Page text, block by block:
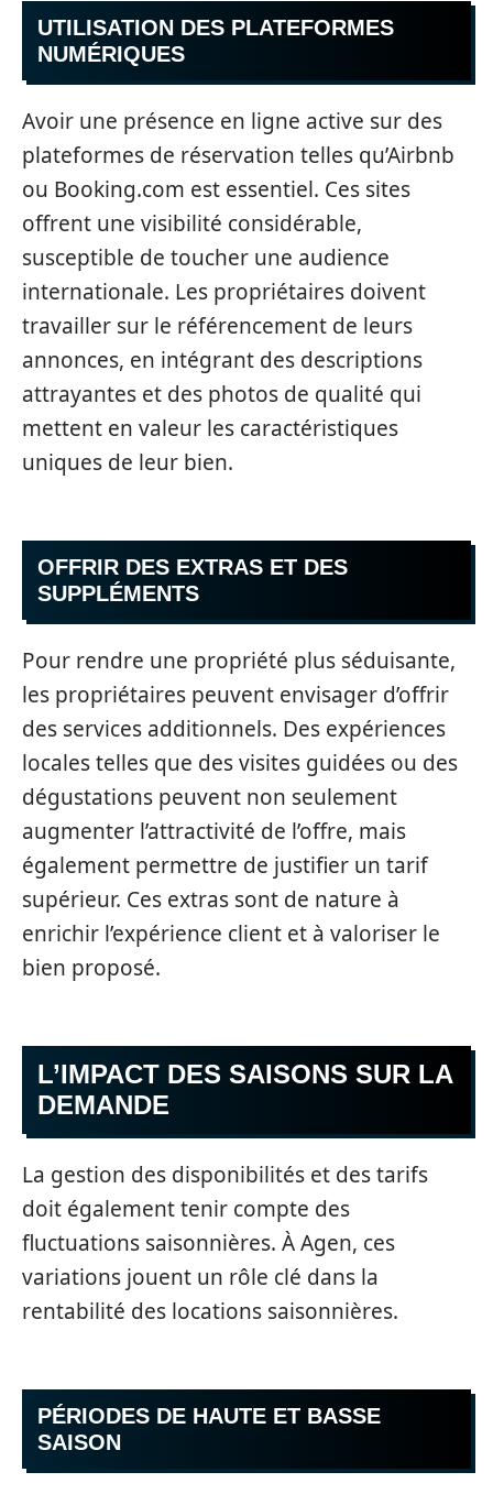
UTILISATION DES PLATEFORMES
NUMÉRIQUES
Avoir une présence en ligne active sur des
plateformes de réservation telles qu’Airbnb
ou Booking.com est essentiel. Ces sites
offrent une visibilité considérable,
susceptible de toucher une audience
internationale. Les propriétaires doivent
travailler sur le référencement de leurs
annonces, en intégrant des descriptions
attrayantes et des photos de qualité qui
mettent en valeur les caractéristiques
uniques de leur bien.
OFFRIR DES EXTRAS ET DES
SUPPLÉMENTS
Pour rendre une propriété plus séduisante,
les propriétaires peuvent envisager d’offrir
des services additionnels. Des expériences
locales telles que des visites guidées ou des
dégustations peuvent non seulement
augmenter l’attractivité de l’offre, mais
également permettre de justifier un tarif
supérieur. Ces extras sont de nature à
enrichir l’expérience client et à valoriser le
bien proposé.
L’IMPACT DES SAISONS SUR LA
DEMANDE
La gestion des disponibilités et des tarifs
doit également tenir compte des
fluctuations saisonnières. À Agen, ces
variations jouent un rôle clé dans la
rentabilité des locations saisonnières.
PÉRIODES DE HAUTE ET BASSE
SAISON